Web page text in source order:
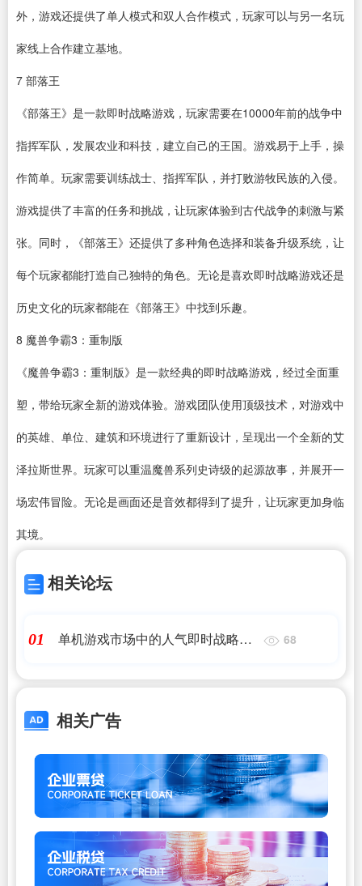
外，游戏还提供了单人模式和双人合作模式，玩家可以与另一名玩
家线上合作建立基地。
7 部落王
《部落王》是一款即时战略游戏，玩家需要在10000年前的战争中
指挥军队，发展农业和科技，建立自己的王国。游戏易于上手，操
作简单。玩家需要训练战士、指挥军队，并打败游牧民族的入侵。
游戏提供了丰富的任务和挑战，让玩家体验到古代战争的刺激与紧
张。同时，《部落王》还提供了多种角色选择和装备升级系统，让
每个玩家都能打造自己独特的角色。无论是喜欢即时战略游戏还是
历史文化的玩家都能在《部落王》中找到乐趣。
8 魔兽争霸3 ：重制版
《魔兽争霸3：重制版》是一款经典的即时战略游戏，经过全面重
塑，带给玩家全新的游戏体验。游戏团队使用顶级技术，对游戏中
的英雄、单位、建筑和环境进行了重新设计，呈现出一个全新的艾
泽拉斯世界。玩家可以重温魔兽系列史诗级的起源故事，并展开一
场宏伟冒险。无论是画面还是音效都得到了提升，让玩家更加身临
其境。
相关论坛
01
单机游戏市场中的人气即时战略游
68
相关广告